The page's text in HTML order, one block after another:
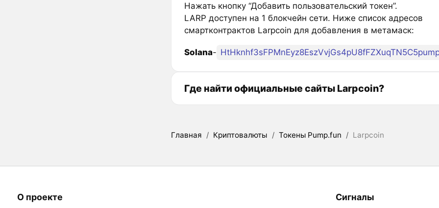
Нажать кнопку “Добавить пользовательский токен”.
LARP доступен на 1 блокчейн сети. Ниже список адресов
смартконтрактов Larpcoin для добавления в метамаск:
Solana-
Где найти официальные сайты Larpcoin?
Главная / Криптовалюты / Токены Pump.fun / Larpcoin
О проекте Сигналы